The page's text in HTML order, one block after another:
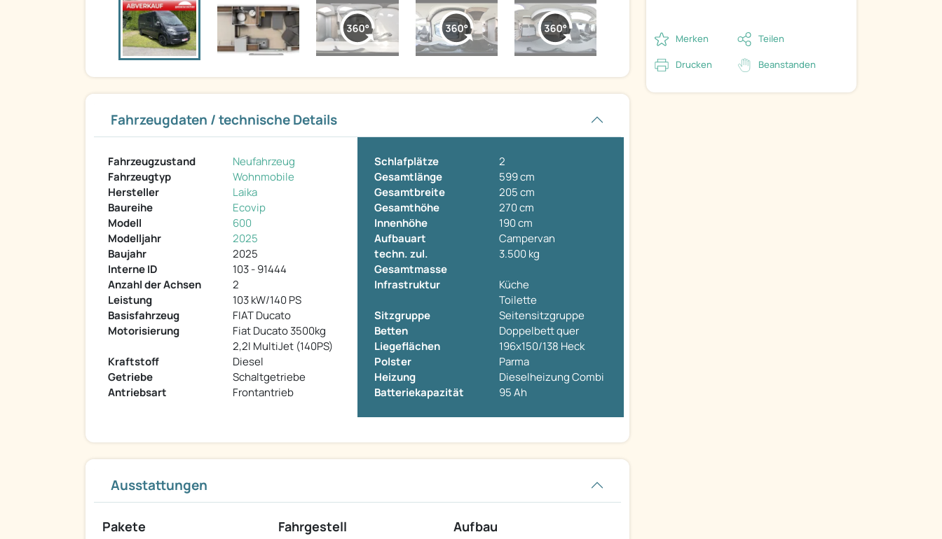
Fahrzeugdaten / technische Details
Fahrzeugzustand
Neufahrzeug
Fahrzeugtyp
Wohnmobile
Hersteller
Laika
Baureihe
Ecovip
Modell
600
Modelljahr
2025
Baujahr
2025
Interne ID
103 - 91444
Anzahl der Achsen
2
Leistung
103 kW/140 PS
Basisfahrzeug
FIAT Ducato
Motorisierung
Fiat Ducato 3500kg
2,2l MultiJet (140PS)
Kraftstoff
Diesel
Getriebe
Schaltgetriebe
Antriebsart
Frontantrieb
Schlafplätze
2
Gesamtlänge
599 cm
Gesamtbreite
205 cm
Gesamthöhe
270 cm
Innenhöhe
190 cm
Aufbauart
Campervan
techn. zul.
Gesamtmasse
3.500 kg
Infrastruktur
Küche
Toilette
Sitzgruppe
Seitensitzgruppe
Betten
Doppelbett quer
Liegeflächen
196x150/138 Heck
Polster
Parma
Heizung
Dieselheizung Combi
Batteriekapazität
95 Ah
Ausstattungen
Pakete Fahrgestell Aufbau
Merken Teilen
Drucken Beanstanden